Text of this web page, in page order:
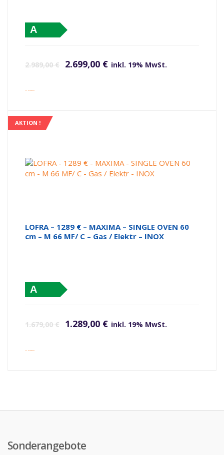
A
2.989,00€ 2.699,00 € inkl. 19% MwSt.
inkl. Versandkosten
AKTION !
LOFRA – 1289 € – MAXIMA – SINGLE OVEN 60
cm – M 66 MF/ C – Gas / Elektr – INOX
A
1.679,00€ 1.289,00 € inkl. 19% MwSt.
inkl. Versandkosten
Sonderangebote